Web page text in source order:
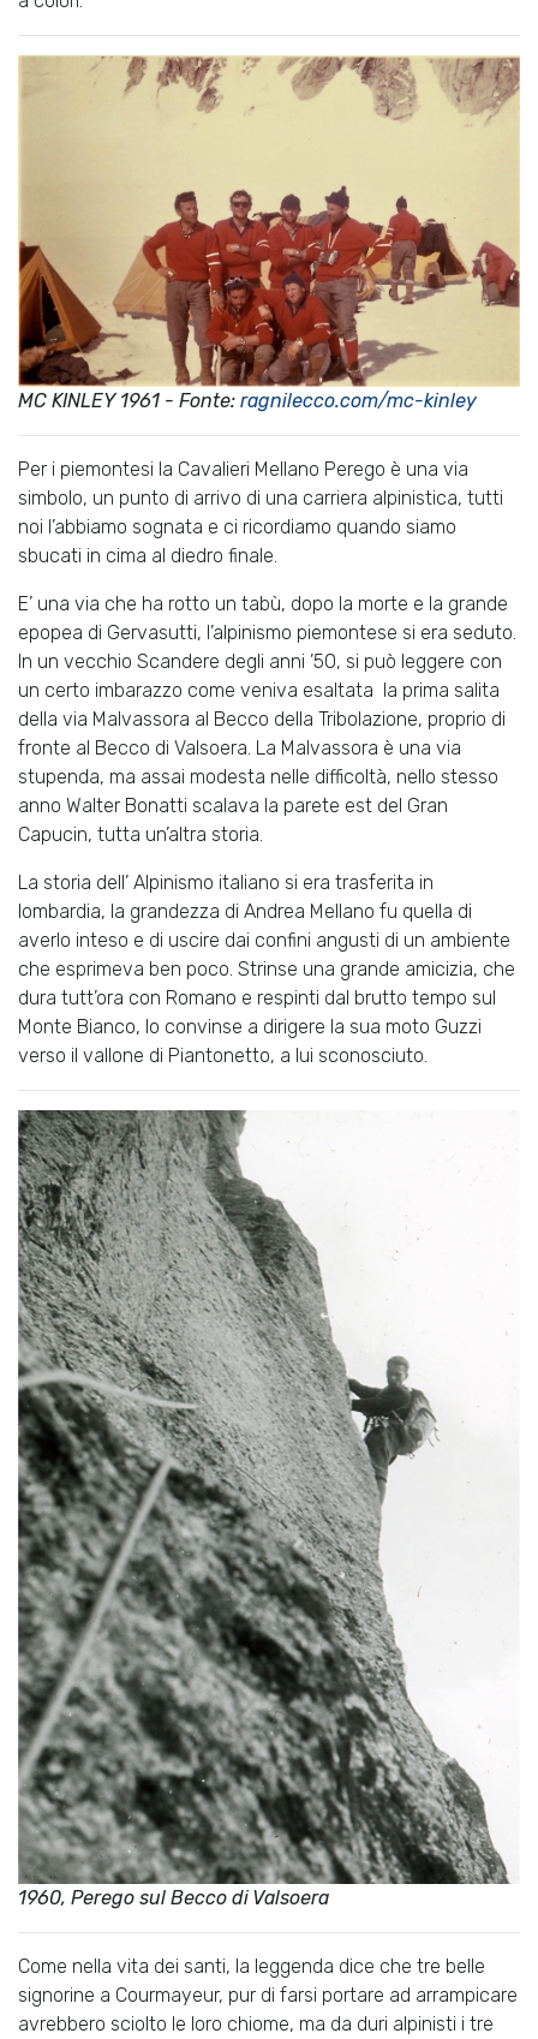
MC KINLEY 1961 - Fonte: ragnilecco.com/mc-kinley
Per i piemontesi la Cavalieri Mellano Perego è una via
simbolo, un punto di arrivo di una carriera alpinistica, tutti
noi l’abbiamo sognata e ci ricordiamo quando siamo
sbucati in cima al diedro finale.
E’ una via che ha rotto un tabù, dopo la morte e la grande
epopea di Gervasutti, l’alpinismo piemontese si era seduto.
In un vecchio Scandere degli anni ’50, si può leggere con
un certo imbarazzo come veniva esaltata la prima salita
della via Malvassora al Becco della Tribolazione, proprio di
fronte al Becco di Valsoera. La Malvassora è una via
stupenda, ma assai modesta nelle difficoltà, nello stesso
anno Walter Bonatti scalava la parete est del Gran
Capucin, tutta un’altra storia.
La storia dell’ Alpinismo italiano si era trasferita in
lombardia, la grandezza di Andrea Mellano fu quella di
averlo inteso e di uscire dai confini angusti di un ambiente
che esprimeva ben poco. Strinse una grande amicizia, che
dura tutt’ora con Romano e respinti dal brutto tempo sul
Monte Bianco, lo convinse a dirigere la sua moto Guzzi
verso il vallone di Piantonetto, a lui sconosciuto.
1960, Perego sul Becco di Valsoera
Come nella vita dei santi, la leggenda dice che tre belle
signorine a Courmayeur, pur di farsi portare ad arrampicare
avrebbero sciolto le loro chiome, ma da duri alpinisti i tre